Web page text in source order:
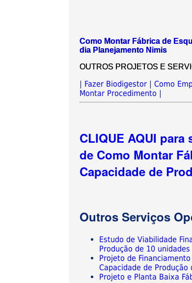
Como Montar Fábrica de
dia Planejamento Nimis
OUTROS PROJETOS E
Fazer Biodigestor |Como
Montar Procedimento
CLIQUE AQUI
de Como Montar
Capacidade de
Outros Serviços
Estudo de Viabilidade
Produção de 10
Projeto de
Capacidade de Produção
Projeto e Planta Baixa